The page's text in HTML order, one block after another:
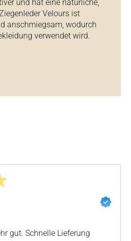
und hat eine natürliche,
Velours ist
anschmiegsam, wodurch
verwendet wird.
gut. Schnelle Lieferung